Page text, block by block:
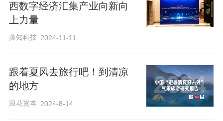
冰雪经济是以冰雪资源为基础，以冰雪运
动为引领，涵盖冰雪文化、冰雪装备、冰
我国冰雪产业已基本形成冰雪制造业、冰
雪服务业“双轮驱动”的格局，东北、京津
冀、西北已呈现冰雪经济“三足鼎立”的态
西数字经济汇集产业向新向
上力量
藻知科技 2024-11-11
跟着夏风去旅行吧！到清凉
的地方
浪花资本 2024-8-14